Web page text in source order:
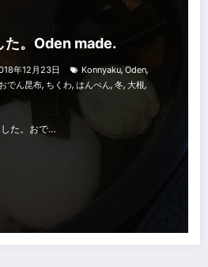
た。Oden made.
年12月23日 Konnyaku,Oden,
おでん昆布, ちくわ, はんぺん, 冬, 大根,
た。おで…